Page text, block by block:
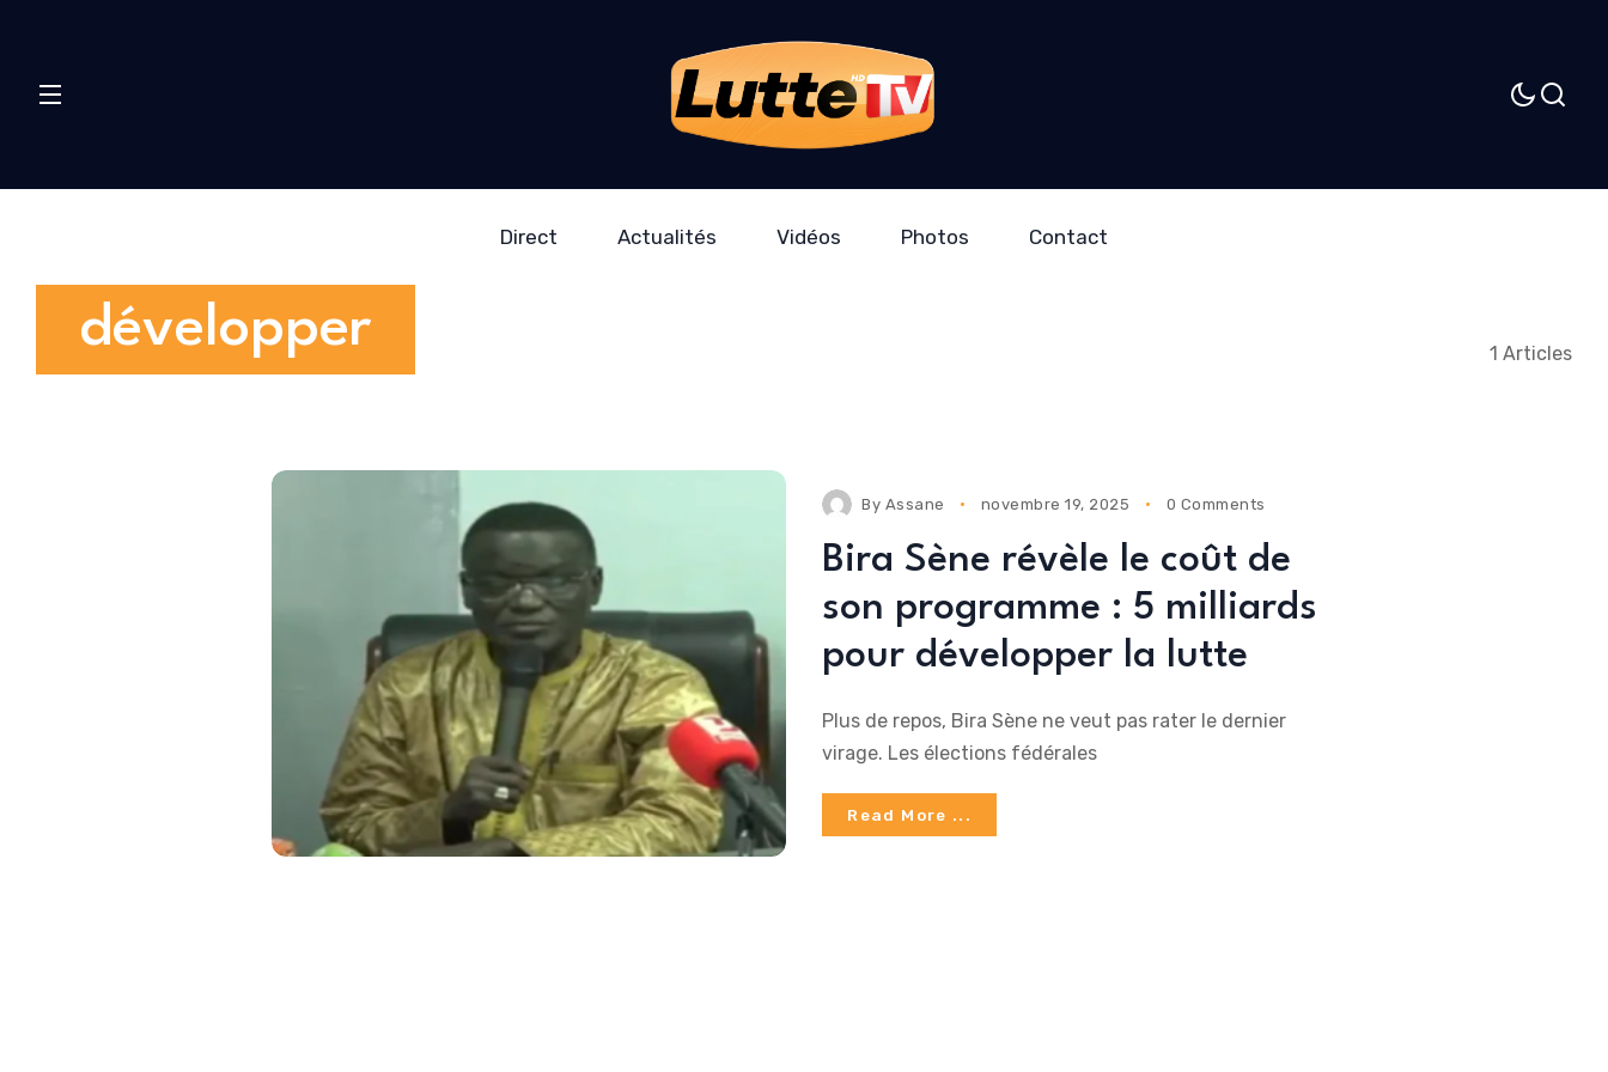
Direct Actualités Vidéos Photos Contact
développer 1 Articles
By Assane novembre 19, 2025 0 Comments
Bira Sène révèle le coût de
son programme : 5 milliards
pour développer la lutte
Plus de repos, Bira Sène ne veut pas rater le dernier
virage. Les élections fédérales
Read More ...